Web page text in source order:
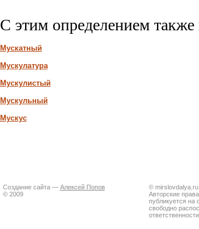
С этим определением
Мускатный
Мускулатура
Мускулистый
Мускульный
Мускус
Создание сайта — Алексей Попов
© 2009
©
Авторские
публикуется на
свободно